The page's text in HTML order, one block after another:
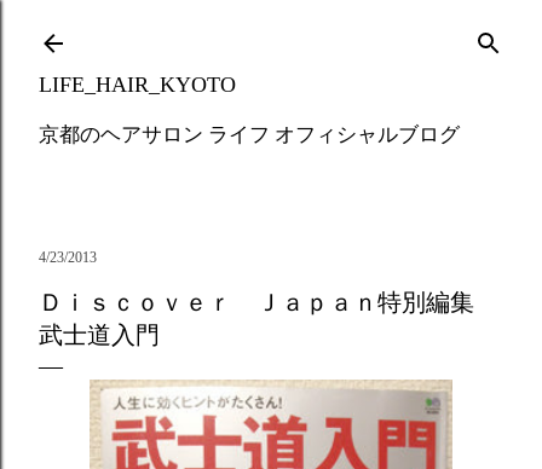
LIFE_HAIR_KYOTO
京都のヘアサロン ライフ オフィシャルブログ
4/23/2013
Ｄｉｓｃｏｖｅｒ Ｊａｐａｎ特別編集
武士道入門